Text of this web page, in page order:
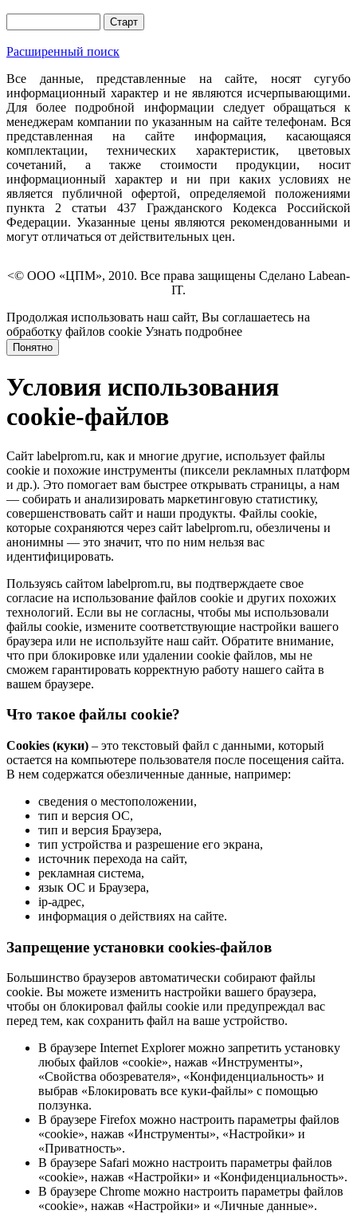
Расширенный поиск
Все данные, представленные на сайте, носят сугубо
информационный характер и не являются исчерпывающими.
Для более подробной информации следует обращаться к
менеджерам компании по указанным на сайте телефонам. Вся
представленная на сайте информация, касающаяся
комплектации, технических характеристик, цветовых
сочетаний, а также стоимости продукции, носит
информационный характер и ни при каких условиях не
является публичной офертой, определяемой положениями
пункта 2 статьи 437 Гражданского Кодекса Российской
Федерации. Указанные цены являются рекомендованными и
могут отличаться от действительных цен.
<© ООО «ЦПМ», 2010. Все права защищены Сделано Labean-
IT.
Продолжая использовать наш сайт, Вы соглашаетесь на
обработку файлов cookie Узнать подробнее
Понятно
Условия использования
cookie-файлов
Сайт labelprom.ru, как и многие другие, использует файлы
cookie и похожие инструменты (пиксели рекламных платформ
и др.). Это помогает вам быстрее открывать страницы, а нам
— собирать и анализировать маркетинговую статистику,
совершенствовать сайт и наши продукты. Файлы сookie,
которые сохраняются через сайт labelprom.ru, обезличены и
анонимны — это значит, что по ним нельзя вас
идентифицировать.
Пользуясь сайтом labelprom.ru, вы подтверждаете свое
согласие на использование файлов cookie и других похожих
технологий. Если вы не согласны, чтобы мы использовали
файлы cookie, измените соответствующие настройки вашего
браузера или не используйте наш сайт. Обратите внимание,
что при блокировке или удалении cookie файлов, мы не
сможем гарантировать корректную работу нашего сайта в
вашем браузере.
Что такое файлы cookie?
Cookies (куки) – это текстовый файл с данными, который
остается на компьютере пользователя после посещения сайта.
В нем содержатся обезличенные данные, например:
сведения о местоположении,
тип и версия ОС,
тип и версия Браузера,
тип устройства и разрешение его экрана,
источник перехода на сайт,
рекламная система,
язык ОС и Браузера,
ip-адрес,
информация о действиях на сайте.
Запрещение установки cookies-файлов
Большинство браузеров автоматически собирают файлы
cookie. Вы можете изменить настройки вашего браузера,
чтобы он блокировал файлы cookie или предупреждал вас
перед тем, как сохранить файл на ваше устройство.
В браузере Internet Explorer можно запретить установку
любых файлов «cookie», нажав «Инструменты»,
«Свойства обозревателя», «Конфиденциальность» и
выбрав «Блокировать все куки-файлы» с помощью
ползунка.
В браузере Firefox можно настроить параметры файлов
«cookie», нажав «Инструменты», «Настройки» и
«Приватность».
В браузере Safari можно настроить параметры файлов
«cookie», нажав «Настройки» и «Конфиденциальность».
В браузере Chrome можно настроить параметры файлов
«cookie», нажав «Настройки» и «Личные данные».